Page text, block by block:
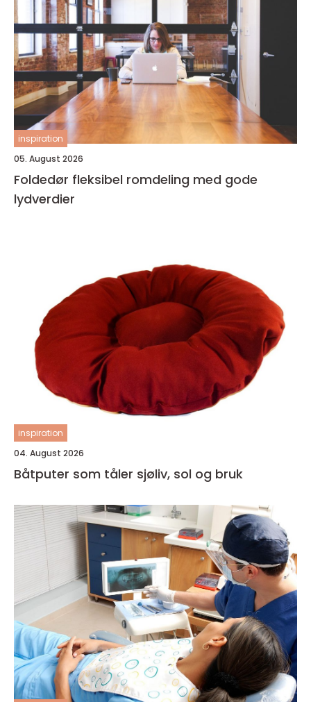
inspiration
05. August 2026
Foldedør fleksibel romdeling med gode
lydverdier
inspiration
04. August 2026
Båtputer som tåler sjøliv, sol og bruk